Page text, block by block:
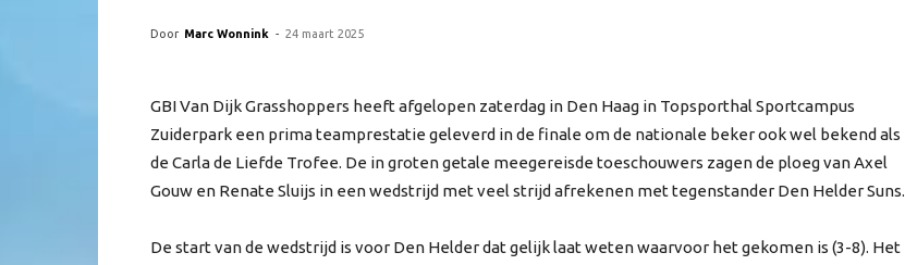
Door Marc Wonnink - 24 maart 2025
GBI Van Dijk Grasshoppers heeft afgelopen zaterdag in Den Haag in Topsporthal Sportcampus
Zuiderpark een prima teamprestatie geleverd in de finale om de nationale beker ook wel bekend als
de Carla de Liefde Trofee. De in groten getale meegereisde toeschouwers zagen de ploeg van Axel
Gouw en Renate Sluijs in een wedstrijd met veel strijd afrekenen met tegenstander Den Helder Suns.
De start van de wedstrijd is voor Den Helder dat gelijk laat weten waarvoor het gekomen is (3-8). Het